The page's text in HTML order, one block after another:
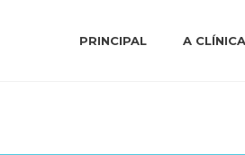
PRINCIPAL A CLÍNICA